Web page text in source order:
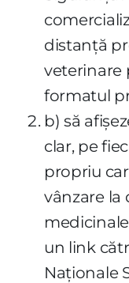
distanţă
veterinare
formatul
b) să
clar, pe
propriu
vânzare la
un link
Naţionale